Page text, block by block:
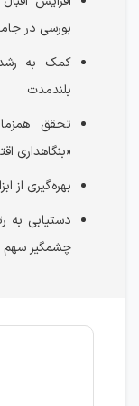
بورسی در
کمک به رشد
بلندمدت
تحقق
«بنگاهداری
بهره‌گیری از
دستیابی به
چشمگیر سهم